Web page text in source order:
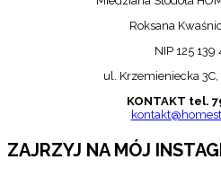
Roksana
NIP 125 139
ul. Krzemieniecka
KONTAKT tel.
ZAJRZYJ NA MÓJ